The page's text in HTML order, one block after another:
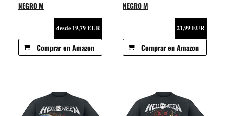
NEGRO M
desde 19,79 EUR
Comprar en Amazon
NEGRO M
21,99 EUR
Comprar en Amazon